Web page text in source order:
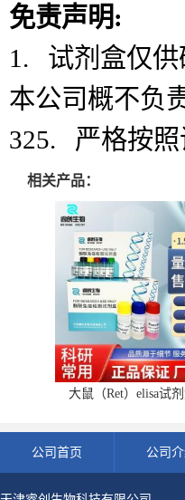
免责声明:
1. 试剂盒仅供
本公司概不负
325. 严格按照
相关产品：
大鼠（Ret）elisa试
公司首页 公司